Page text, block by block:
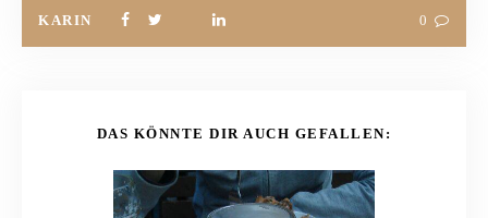
KARIN 0
DAS KÖNNTE DIR AUCH GEFALLEN: